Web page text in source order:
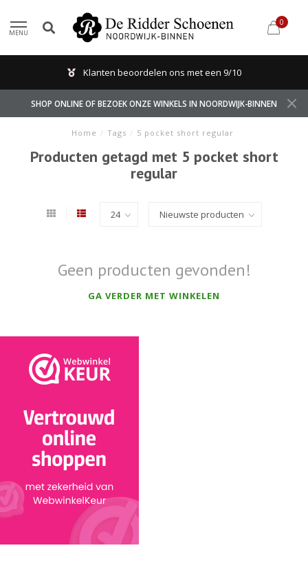
MENU
0
Klanten beoordelen ons met een 9/10
SHOP ONLINE OF BEZOEK ONZE WINKELS IN NOORDWIJK-BINNEN
Home / Tags / 5 pocket short regular
Producten getagd met 5 pocket short
regular
Geen producten gevonden!
GA VERDER MET WINKELEN